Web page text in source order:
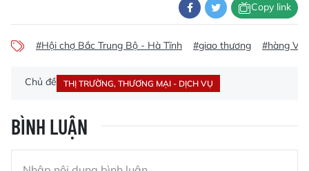
Copy link
#Hội chợ Bắc Trung Bộ - Hà Tĩnh #giao thương #hàng
Chủ đề THỊ TRƯỜNG, THƯƠNG MẠI - DỊCH VỤ
BÌNH LUẬN